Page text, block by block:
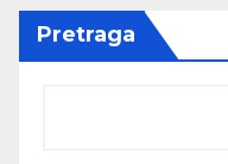
Pretraga